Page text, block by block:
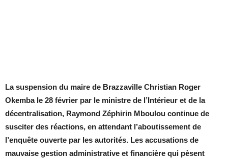
La suspension du maire de Brazzaville Christian Roger
Okemba le 28 février par le ministre de l’Intérieur et de la
décentralisation, Raymond Zéphirin Mboulou continue de
susciter des réactions, en attendant l’aboutissement de
l’enquête ouverte par les autorités. Les accusations de
mauvaise gestion administrative et financière qui pèsent